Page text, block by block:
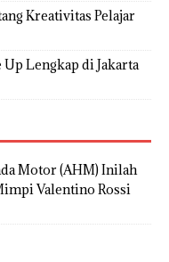
Kreativitas Pelajar
Lengkap di Jakarta
Motor (AHM) Inilah
Valentino Rossi